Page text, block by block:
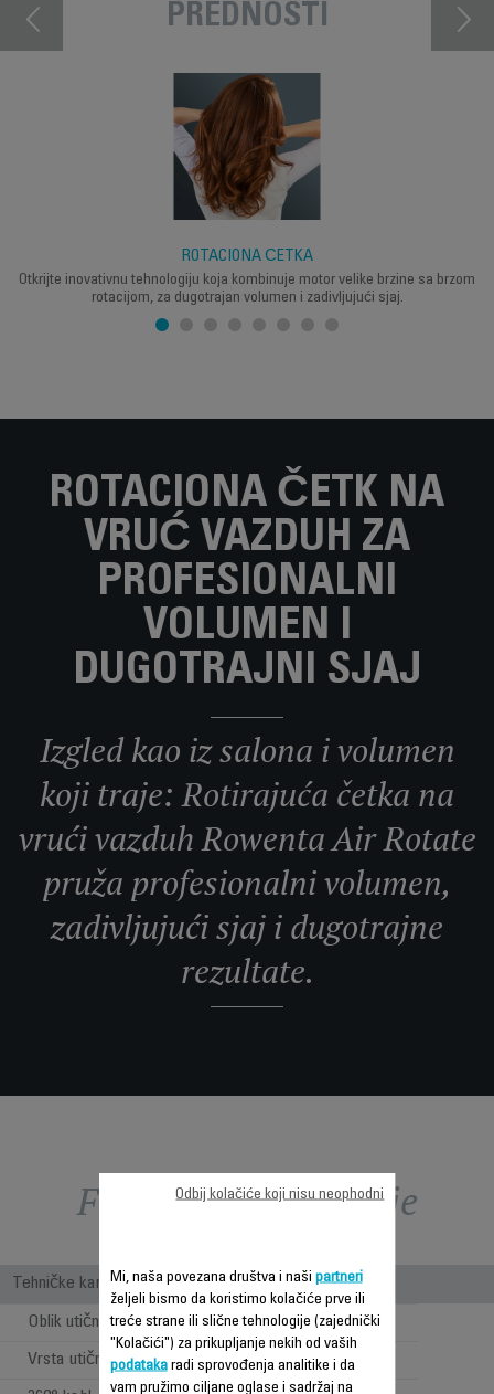
PREDNOSTI
ROTACIONA ČETKA
Otkrijte inovativnu tehnologiju koja kombinuje motor velike brzine sa brzom
rotacijom, za dugotrajan volumen i zadivljujući sjaj.
ROTACIONA ČETK NA
VRUĆ VAZDUH ZA
PROFESIONALNI
VOLUMEN I
DUGOTRAJNI SJAJ
Izgled kao iz salona i volumen
koji traje: Rotirajuća četka na
vrući vazduh Rowenta Air Rotate
pruža profesionalni volumen,
zadivljujući sjaj i dugotrajne
rezultate.
Funkcije – poređenje
Tehničke karakteristike
Oblik utičnice Ravna
Vrsta utičnice EVROPA
Mi, naša povezana društva i naši partneri
željeli bismo da koristimo kolačiće prve ili
treće strane ili slične tehnologije (zajednički
"Kolačići") za prikupljanje nekih od vaših
podatakaradi sprovođenja analitike i da
vam pružimo ciljane oglase i sadržaj na
Odbij kolačiće koji nisu neophodni